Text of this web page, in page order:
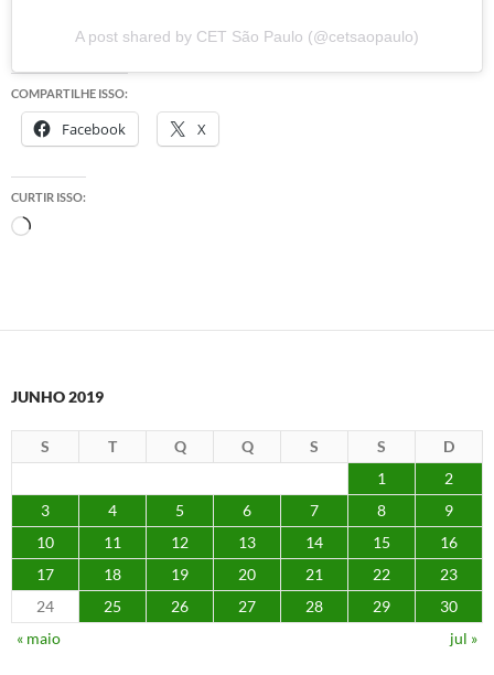
A post shared by CET São Paulo (@cetsaopaulo)
COMPARTILHE ISSO:
Facebook X
CURTIR ISSO:
Carregando...
JUNHO 2019
S T Q Q S S
D
1
2
3
4 5 6 7 8
9
10
11 12 13 14 15
16
17
18 19 20 21 22
23
24
25 26 27 28 29
30
« maio
jul »